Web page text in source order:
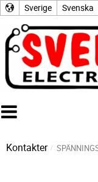
Sverige Svenska
Kontakter